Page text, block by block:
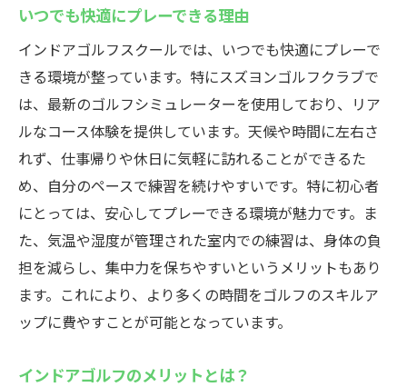
いつでも快適にプレーできる理由
インドアゴルフスクールでは、いつでも快適にプレーで
きる環境が整っています。特にスズヨンゴルフクラブで
は、最新のゴルフシミュレーターを使用しており、リア
ルなコース体験を提供しています。天候や時間に左右さ
れず、仕事帰りや休日に気軽に訪れることができるた
め、自分のペースで練習を続けやすいです。特に初心者
にとっては、安心してプレーできる環境が魅力です。ま
た、気温や湿度が管理された室内での練習は、身体の負
担を減らし、集中力を保ちやすいというメリットもあり
ます。これにより、より多くの時間をゴルフのスキルア
ップに費やすことが可能となっています。
インドアゴルフのメリットとは？